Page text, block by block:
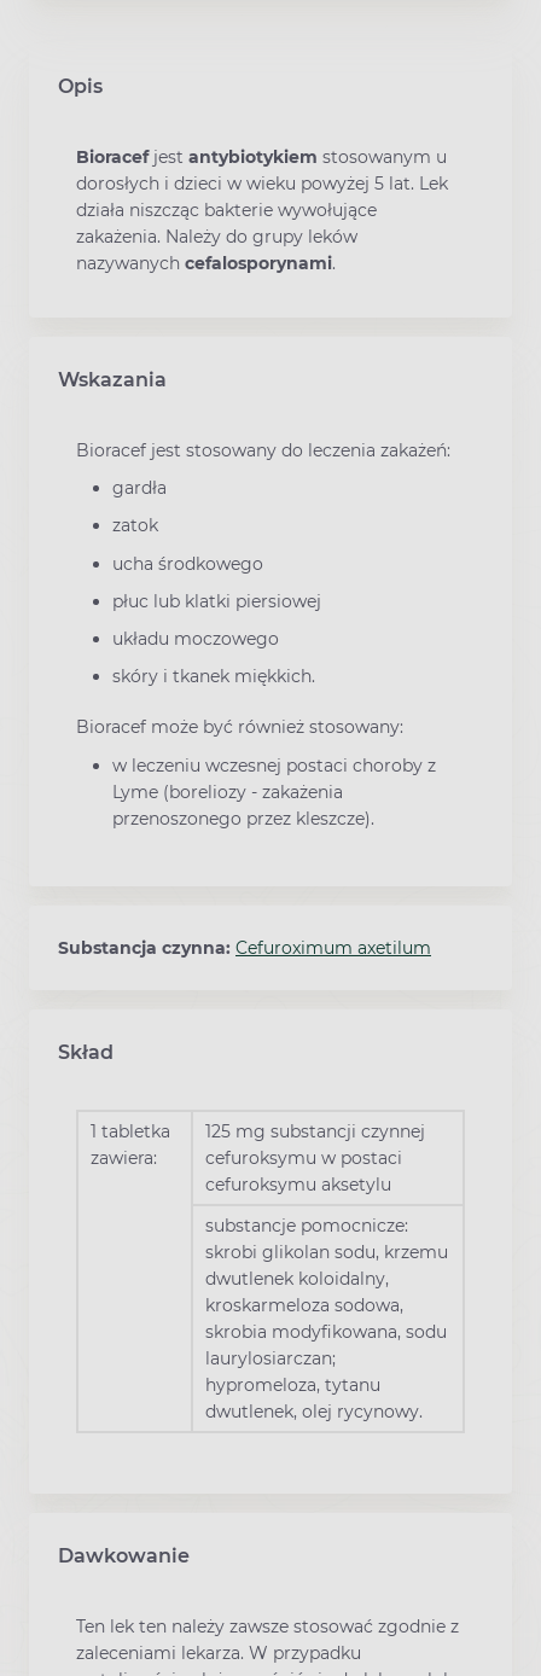
Opis
Bioracefjest antybiotykiem stosowanym u
dorosłych i dzieci w wieku powyżej 5 lat. Lek
działa niszcząc bakterie wywołujące
zakażenia. Należy do grupy leków
nazywanych cefalosporynami.
Wskazania
Bioracef jest stosowany do leczenia zakażeń:
gardła
zatok
ucha środkowego
płuc lub klatki piersiowej
układu moczowego
skóry i tkanek miękkich.
Bioracef może być również stosowany:
w leczeniu wczesnej postaci choroby z
Lyme (boreliozy - zakażenia
przenoszonego przez kleszcze).
Substancja czynna: Cefuroximum axetilum
Skład
1 tabletka
zawiera:
125 mg substancji czynnej
cefuroksymu w postaci
cefuroksymu aksetylu
substancje pomocnicze:
skrobi glikolan sodu, krzemu
dwutlenek koloidalny,
kroskarmeloza sodowa,
skrobia modyfikowana, sodu
laurylosiarczan;
hypromeloza, tytanu
dwutlenek, olej rycynowy.
Dawkowanie
Ten lek ten należy zawsze stosować zgodnie z
zaleceniami lekarza. W przypadku